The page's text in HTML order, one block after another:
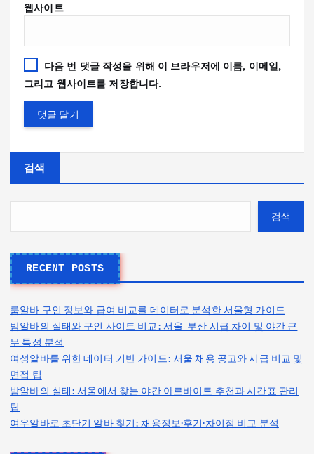
웹사이트
다음 번 댓글 작성을 위해 이 브라우저에 이름, 이메일,
그리고 웹사이트를 저장합니다.
검색
검색
RECENT POSTS
룸알바 구인 정보와 급여 비교를 데이터로 분석한 서울형 가이드
밤알바의 실태와 구인 사이트 비교: 서울-부산 시급 차이 및 야간 근
무 특성 분석
여성알바를 위한 데이터 기반 가이드: 서울 채용 공고와 시급 비교 및
면접 팁
밤알바의 실태: 서울에서 찾는 야간 아르바이트 추천과 시간표 관리
팁
여우알바로 초단기 알바 찾기: 채용정보·후기·차이점 비교 분석